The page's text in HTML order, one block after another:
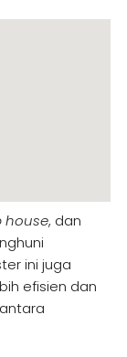
house, dan
ini juga
efisien dan